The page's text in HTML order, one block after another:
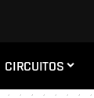
CIRCUITOS